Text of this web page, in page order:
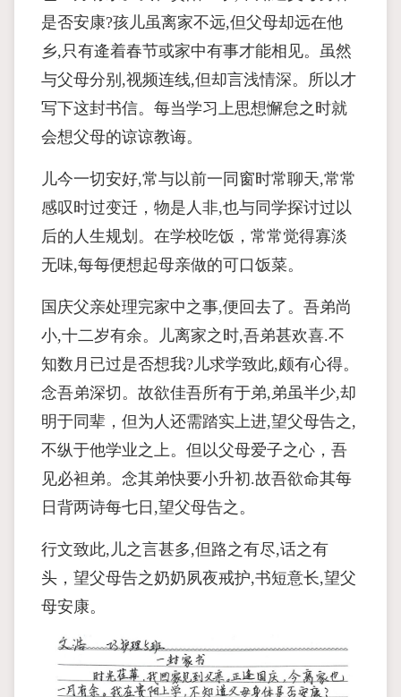
是否安康?孩儿虽离家不远,但父母却远在他
乡,只有逄着春节或家中有事才能相见。虽然
与父母分别,视频连线,但却言浅情深。所以才
写下这封书信。每当学习上思想懈怠之时就
会想父母的谅谅教诲。
儿今一切安好,常与以前一同窗时常聊天,常常
感叹时过变迁，物是人非,也与同学探讨过以
后的人生规划。在学校吃饭，常常觉得寡淡
无味,每每便想起母亲做的可口饭菜。
国庆父亲处理完家中之事,便回去了。吾弟尚
小,十二岁有余。儿离家之时,吾弟甚欢喜.不
知数月已过是否想我?儿求学致此,颇有心得。
念吾弟深切。故欲佳吾所有于弟,弟虽半少,却
明于同辈，但为人还需踏实上进,望父母告之,
不纵于他学业之上。但以父母爱子之心，吾
见必袒弟。念其弟快要小升初.故吾欲命其每
日背两诗每七日,望父母告之。
行文致此,儿之言甚多,但路之有尽,话之有
头，望父母告之奶奶夙夜戒护,书短意长,望父
母安康。